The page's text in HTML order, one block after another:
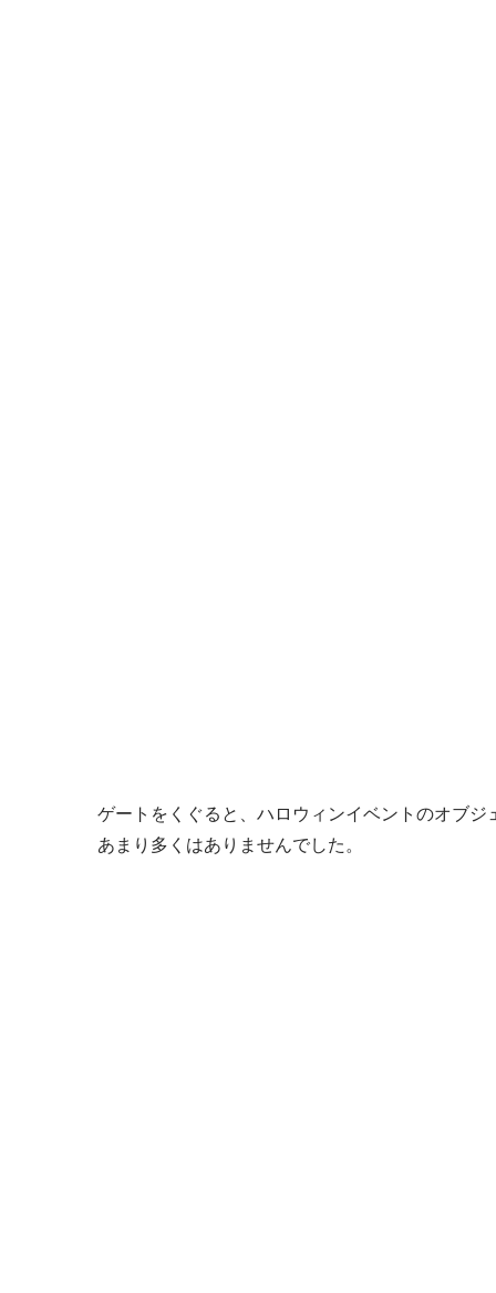
ゲートをくぐると、ハロウィンイベントのオブ
あまり多くはありませんでした。